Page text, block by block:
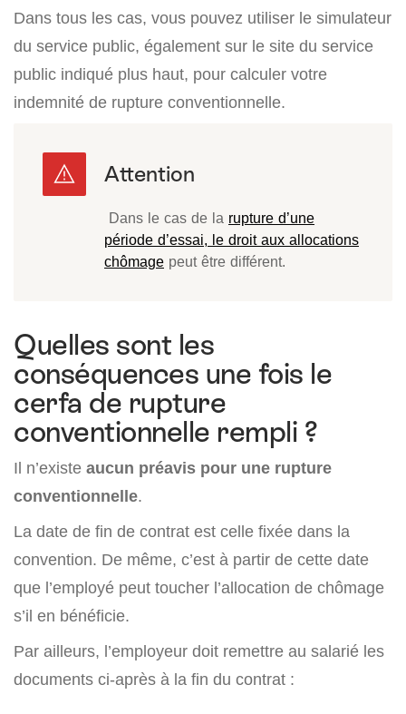
Dans tous les cas, vous pouvez utiliser le simulateur
du service public, également sur le site du service
public indiqué plus haut, pour calculer votre
indemnité de rupture conventionnelle.
Dans le cas de la rupture d’une
période d’essai, le droit aux allocations
chômage peut être différent.
Quelles sont les
conséquences une fois le
cerfa de rupture
conventionnelle rempli ?
Il n’existe aucun préavis pour une rupture
conventionnelle.
La date de fin de contrat est celle fixée dans la
convention. De même, c’est à partir de cette date
que l’employé peut toucher l’allocation de chômage
s’il en bénéficie.
Par ailleurs, l’employeur doit remettre au salarié les
documents ci-après à la fin du contrat :